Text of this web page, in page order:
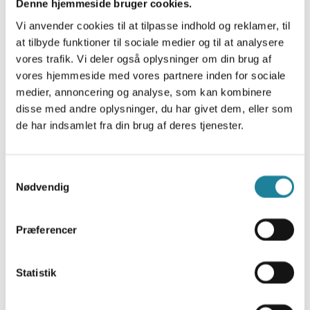
Denne hjemmeside bruger cookies.
Vi anvender cookies til at tilpasse indhold og reklamer, til
at tilbyde funktioner til sociale medier og til at analysere
vores trafik. Vi deler også oplysninger om din brug af
vores hjemmeside med vores partnere inden for sociale
medier, annoncering og analyse, som kan kombinere
disse med andre oplysninger, du har givet dem, eller som
de har indsamlet fra din brug af deres tjenester.
Nødvendig
Præferencer
Statistik
nuværende telefoniløsning.
På websitet finder du mere end 20
referencecases, hvor den enkelte kundes løsning
er ridset op. Måske kan en eller to af historierne